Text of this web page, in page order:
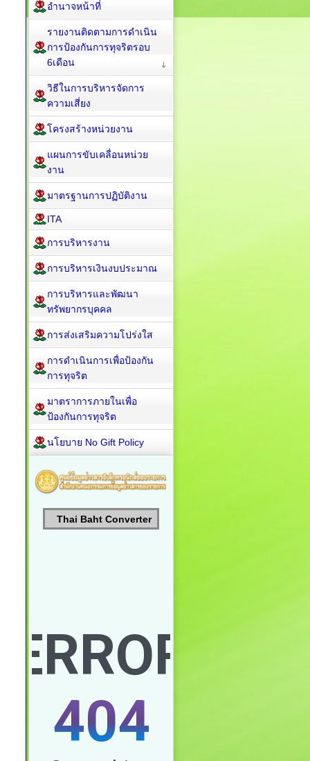
อำนาจหน้าที่
รายงานติดตามการดำเนิน
การป้องกันการทุจริตรอบ
6เดือน
วิธีในการบริหารจัดการ
ความเสี่ยง
โครงสร้างหน่วยงาน
แผนการขับเคลื่อนหน่วย
งาน
มาตรฐานการปฏิบัติงาน
ITA
การบริหารงาน
การบริหารเงินงบประมาณ
การบริหารและพัฒนา
ทรัพยากรบุคคล
การส่งเสริมความโปร่งใส
การดำเนินการเพื่อป้องกัน
การทุจริต
มาตราการภายในเพื่อ
ป้องกันการทุจริต
นโยบาย No Gift Policy
Thai Baht Converter